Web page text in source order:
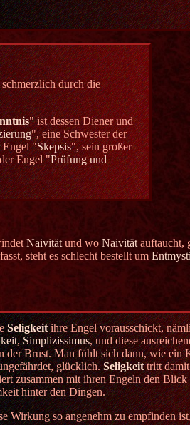
durch die
" ist dessen Diener und
", eine Schwester der
Engel "Skepsis", sein großer
Engel "Prüfung und
Naivitätund wo Naivitätauftaucht,
steht es schlecht bestellt um
Seligkeitihre Engel vorausschickt,
,Simplizissimus, und diese
der Brust. Man fühlt sich dann, wie ein
glücklich.Seligkeittritt damit
zusammen mit ihren Engeln den
hinter den Dingen.
Wirkung so angenehm zu empfinden